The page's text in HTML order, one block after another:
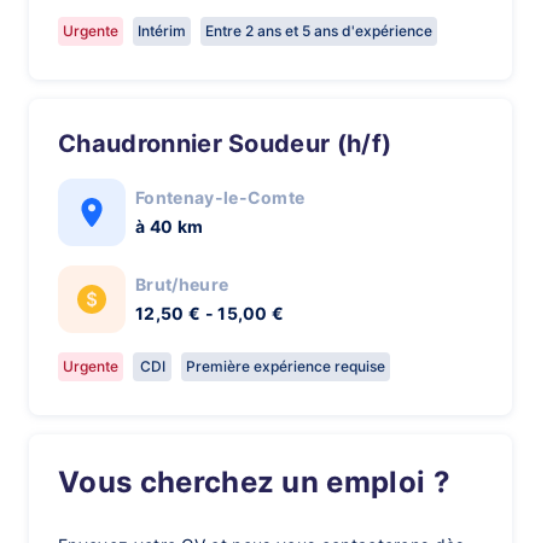
Urgente Intérim Entre 2 ans et 5 ans d'expérience
Chaudronnier Soudeur (h/f)
Fontenay-le-Comte
à 40 km
Brut/heure
12,50 € - 15,00 €
Urgente CDI Première expérience requise
Vous cherchez un emploi ?